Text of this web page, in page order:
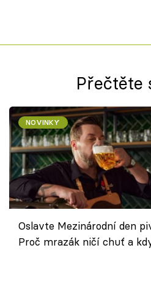
Přečtěte
NOVINKY
Oslavte Mezinárodní den
Proč mrazák ničí chuť a